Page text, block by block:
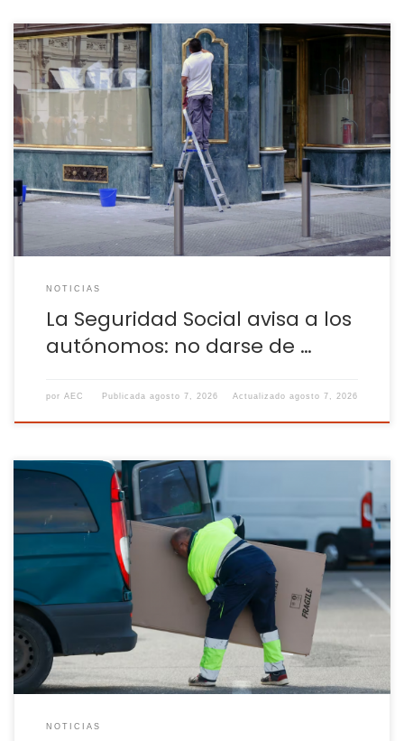
Cuando una actividad se realiza de forma recurrente es
necesario darse de alta como autónomo Los trabajadores
autónomos son aquellos que desarrollan de forma habitual
una actividad económica por cuenta propia y fuera del
ámbito de dirección y organización de otra persona. Al
comenzar su actividad profesional, deben comunicarlo
oficialmente tanto a […]
NOTICIAS
La Seguridad Social avisa a los
autónomos: no darse de …
por AEC Publicadaagosto 7, 2026 Actualizadoagosto 7, 2026
Los sueldos no logran superar la inflación desde el estallido
de la guerra de Irán: el alza media pactada hasta julio es del
3%, frente al 3,5% de subida del IPC Los sueldos pactados en
los convenios colectivos hasta julio para 8,6 millones de
trabajadores registran un aumento del 3%, según la […]
NOTICIAS